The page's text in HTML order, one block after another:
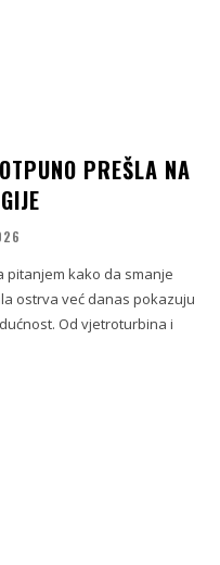
PREŠLA NA
pitanjem kako da smanje
ostrva već danas pokazuju
Od vjetroturbina i